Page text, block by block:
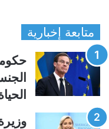
متابعة إخبارية